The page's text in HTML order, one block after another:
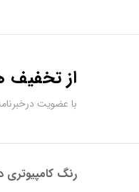
از تخفیف
با عضویت درخبرنامه، برای
رنگ کامپیوتری